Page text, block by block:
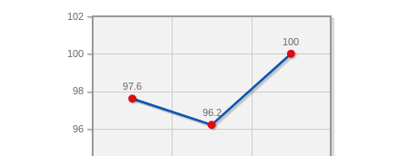
96
98
100
102
100
96.2
97.6